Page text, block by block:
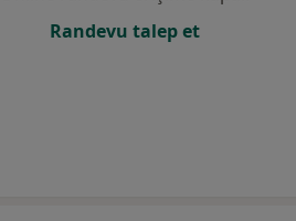
Randevu talep et